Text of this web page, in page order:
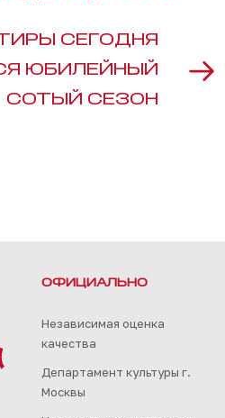
СЕГОДНЯ
ЮБИЛЕЙНЫЙ
СОТЫЙ СЕЗОН
ОФИЦИАЛЬНО
Независимая оценка
качества
Департамент культуры г.
Москвы